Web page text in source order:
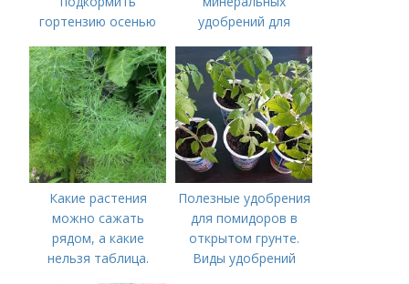
гортензию осенью
удобрений для
Минеральное
питание
Какие растения
можно сажать
рядом, а какие
нельзя таблица.
Полезные удобрения
для помидоров в
открытом грунте.
Виды удобрений